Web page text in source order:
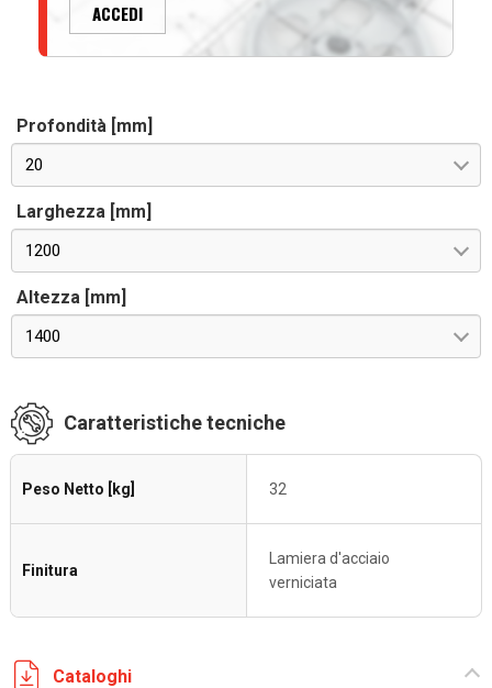
ACCEDI
Profondità [mm]
20
Larghezza [mm]
1200
Altezza [mm]
1400
Caratteristiche tecniche
Peso Netto [kg] 32
Finitura
Lamiera d'acciaio
verniciata
Cataloghi